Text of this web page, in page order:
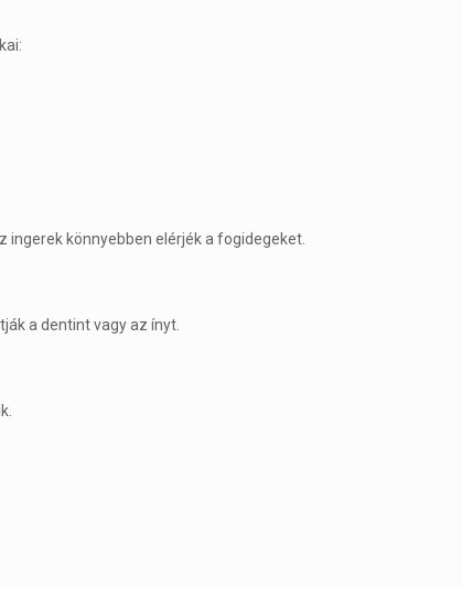
könnyebben elérjék a fogidegeket.
a dentint vagy az ínyt.